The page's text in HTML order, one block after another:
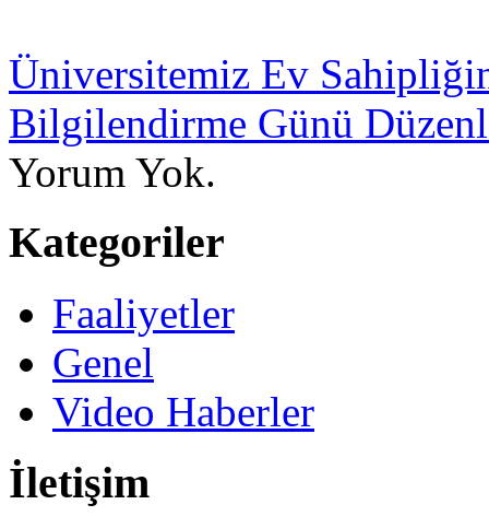
Üniversitemiz Ev
Bilgilendirme Günü
Yorum Yok.
Kategoriler
Faaliyetler
Genel
Video Haberler
İletişim